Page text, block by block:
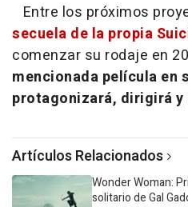
Entre los próximos
secuela de la propia
comenzar su rodaje en
mencionada película en
protagonizará, dirigirá
Artículos Relacionados
Wonder Woman:
solitario de Gal